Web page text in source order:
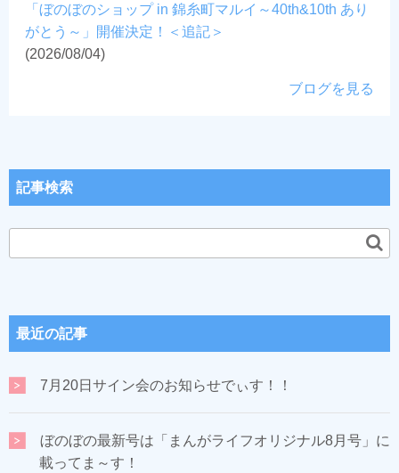
「ぼのぼのショップ in 錦糸町マルイ～40th&10th あり
がとう～」開催決定！＜追記＞
(2026/08/04)
ブログを見る
記事検索
最近の記事
7月20日サイン会のお知らせでぃす！！
ぼのぼの最新号は「まんがライフオリジナル8月号」に
載ってま～す！